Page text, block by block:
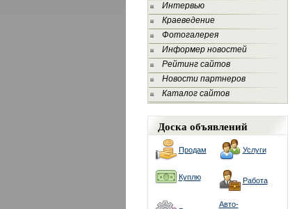
Интервью
Краеведение
Фотогалерея
Информер новостей
Рейтинг сайтов
Новости партнеров
Каталог сайтов
Доска объявлений
Продам Услуги
Куплю Работа
Авто-